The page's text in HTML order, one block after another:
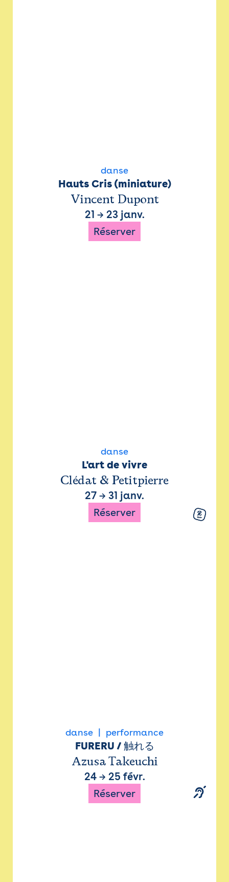
danse
Hauts Cris (miniature)
Vincent Dupont
21 → 23 janv.
Réserver
danse
L'art de vivre
Clédat & Petitpierre
27 → 31 janv.
Réserver
danse performance
FURERU / 触れる
Azusa Takeuchi
24→ 25 févr.
Réserver